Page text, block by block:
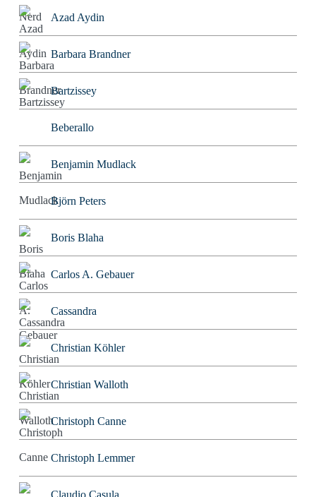
Azad Aydin
Barbara Brandner
Bartzissey
Beberallo
Benjamin Mudlack
Björn Peters
Boris Blaha
Carlos A. Gebauer
Cassandra
Christian Köhler
Christian Walloth
Christoph Canne
Christoph Lemmer
Claudio Casula